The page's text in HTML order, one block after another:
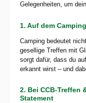
Gelegenheiten, um dein
1. Auf dem
Camping bedeutet
gesellige Treffen mit
sorgt dafür, dass du
erkannt wirst – und
2. Bei CCB-Treffen
Statement